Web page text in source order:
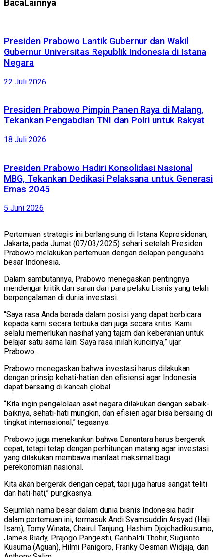
BacaLainnya
Presiden Prabowo Lantik Gubernur dan Wakil
Gubernur Universitas Republik Indonesia di Istana
Negara
22 Juli 2026
Presiden Prabowo Pimpin Panen Raya di Malang,
Tekankan Pengabdian TNI dan Polri untuk Rakyat
18 Juli 2026
Presiden Prabowo Hadiri Konsolidasi Nasional
MBG, Tekankan Dedikasi Pelaksana untuk Generasi
Emas 2045
5 Juni 2026
Pertemuan strategis ini berlangsung di Istana Kepresidenan,
Jakarta, pada Jumat (07/03/2025) sehari setelah Presiden
Prabowo melakukan pertemuan dengan delapan pengusaha
besar Indonesia.
Dalam sambutannya, Prabowo menegaskan pentingnya
mendengar kritik dan saran dari para pelaku bisnis yang telah
berpengalaman di dunia investasi.
“Saya rasa Anda berada dalam posisi yang dapat berbicara
kepada kami secara terbuka dan juga secara kritis. Kami
selalu memerlukan nasihat yang tajam dan keberanian untuk
belajar satu sama lain. Saya rasa inilah kuncinya,” ujar
Prabowo.
Prabowo menegaskan bahwa investasi harus dilakukan
dengan prinsip kehati-hatian dan efisiensi agar Indonesia
dapat bersaing di kancah global.
“Kita ingin pengelolaan aset negara dilakukan dengan sebaik-
baiknya, sehati-hati mungkin, dan efisien agar bisa bersaing di
tingkat internasional,” tegasnya.
Prabowo juga menekankan bahwa Danantara harus bergerak
cepat, tetapi tetap dengan perhitungan matang agar investasi
yang dilakukan membawa manfaat maksimal bagi
perekonomian nasional.
Kita akan bergerak dengan cepat, tapi juga harus sangat teliti
dan hati-hati,” pungkasnya.
Sejumlah nama besar dalam dunia bisnis Indonesia hadir
dalam pertemuan ini, termasuk Andi Syamsuddin Arsyad (Haji
Isam), Tomy Winata, Chairul Tanjung, Hashim Djojohadikusumo,
James Riady, Prajogo Pangestu, Garibaldi Thohir, Sugianto
Kusuma (Aguan), Hilmi Panigoro, Franky Oesman Widjaja, dan